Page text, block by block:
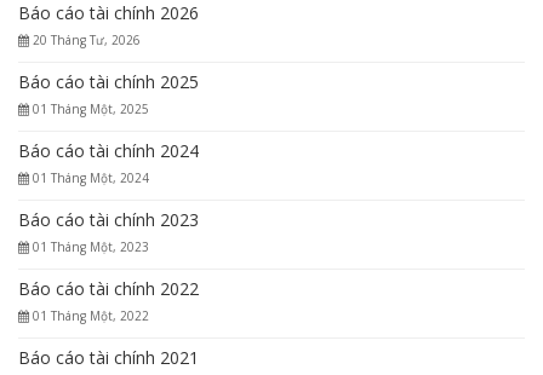
Báo cáo tài chính 2026
20 Tháng Tư, 2026
Báo cáo tài chính 2025
01 Tháng Một, 2025
Báo cáo tài chính 2024
01 Tháng Một, 2024
Báo cáo tài chính 2023
01 Tháng Một, 2023
Báo cáo tài chính 2022
01 Tháng Một, 2022
Báo cáo tài chính 2021